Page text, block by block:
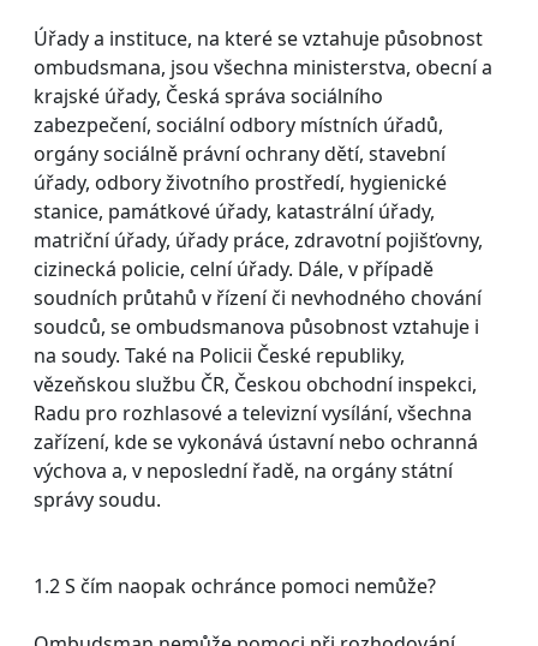
Úřady a instituce, na které se vztahuje působnost
ombudsmana, jsou všechna ministerstva, obecní a
krajské úřady, Česká správa sociálního
zabezpečení, sociální odbory místních úřadů,
orgány sociálně právní ochrany dětí, stavební
úřady, odbory životního prostředí, hygienické
stanice, památkové úřady, katastrální úřady,
matriční úřady, úřady práce, zdravotní pojišťovny,
cizinecká policie, celní úřady. Dále, v případě
soudních průtahů v řízení či nevhodného chování
soudců, se ombudsmanova působnost vztahuje i
na soudy. Také na Policii České republiky,
vězeňskou službu ČR, Českou obchodní inspekci,
Radu pro rozhlasové a televizní vysílání, všechna
zařízení, kde se vykonává ústavní nebo ochranná
výchova a, v neposlední řadě, na orgány státní
správy soudu.
1.2 S čím naopak ochránce pomoci nemůže?